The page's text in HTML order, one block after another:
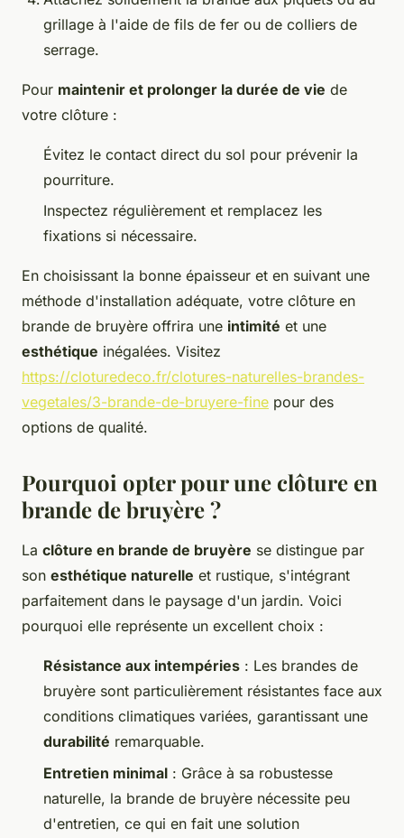
grillage à l'aide de fils de fer ou de colliers de
serrage.
Pour maintenir et prolonger la durée de vie de
votre clôture :
Évitez le contact direct du sol pour prévenir la
pourriture.
Inspectez régulièrement et remplacez les
fixations si nécessaire.
En choisissant la bonne épaisseur et en suivant une
méthode d'installation adéquate, votre clôture en
brande de bruyère offrira une intimité et une
esthétique inégalées. Visitez
https://cloturedeco.fr/clotures-naturelles-brandes-
vegetales/3-brande-de-bruyere-fine pour des
options de qualité.
Pourquoi opter pour une clôture en
brande de bruyère ?
La clôture en brande de bruyère se distingue par
son esthétique naturelle et rustique, s'intégrant
parfaitement dans le paysage d'un jardin. Voici
pourquoi elle représente un excellent choix :
Résistance aux intempéries : Les brandes de
bruyère sont particulièrement résistantes face aux
conditions climatiques variées, garantissant une
durabilité remarquable.
Entretien minimal : Grâce à sa robustesse
naturelle, la brande de bruyère nécessite peu
d'entretien, ce qui en fait une solution